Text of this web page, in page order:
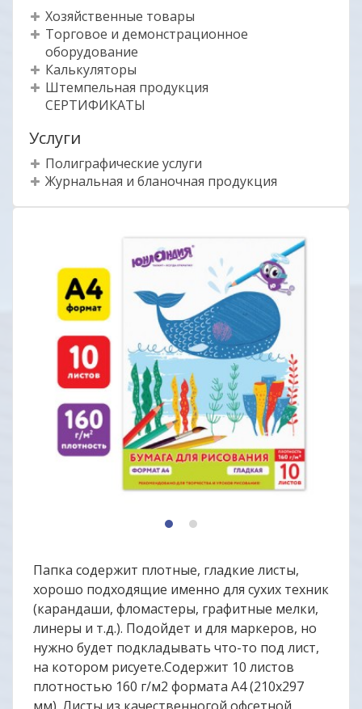
Хозяйственные товары
Торговое и демонстрационное
оборудование
Калькуляторы
Штемпельная продукция
СЕРТИФИКАТЫ
Услуги
Полиграфические услуги
Журнальная и бланочная продукция
1 2
Папка содержит плотные, гладкие листы,
хорошо подходящие именно для сухих техник
(карандаши, фломастеры, графитные мелки,
линеры и т.д.). Подойдет и для маркеров, но
нужно будет подкладывать что-то под лист,
на котором рисуете.Содержит 10 листов
плотностью 160 г/м2 формата А4 (210х297